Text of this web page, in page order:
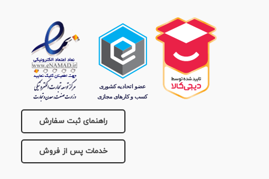
راهنمای ثبت سفارش
خدمات پس از فروش